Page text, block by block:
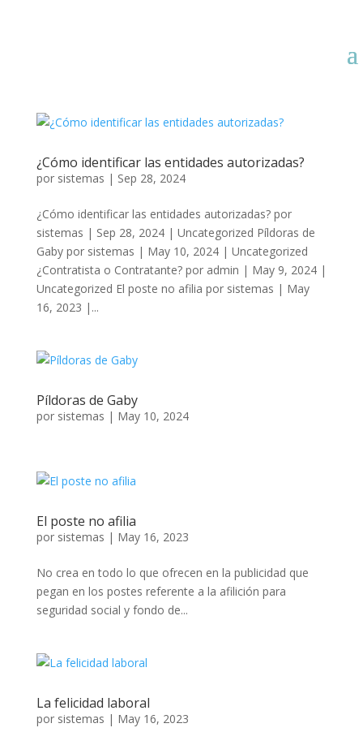
¿Cómo identificar las entidades autorizadas?
por sistemas | Sep 28, 2024
¿Cómo identificar las entidades autorizadas? por
sistemas | Sep 28, 2024 | Uncategorized Píldoras de
Gaby por sistemas | May 10, 2024 | Uncategorized
¿Contratista o Contratante? por admin | May 9, 2024 |
Uncategorized El poste no afilia por sistemas | May
16, 2023 |...
Píldoras de Gaby
por sistemas | May 10, 2024
El poste no afilia
por sistemas | May 16, 2023
No crea en todo lo que ofrecen en la publicidad que
pegan en los postes referente a la afilición para
seguridad social y fondo de...
La felicidad laboral
por sistemas | May 16, 2023